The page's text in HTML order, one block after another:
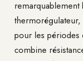
remarquablement
pour les périodes
combine